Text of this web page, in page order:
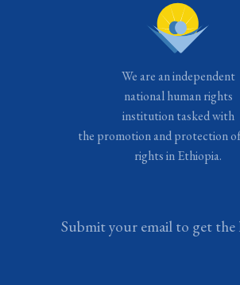
We are an independent
national human rights
institution tasked with
the promotion and protection
rights in Ethiopia.
Submit your email to get the